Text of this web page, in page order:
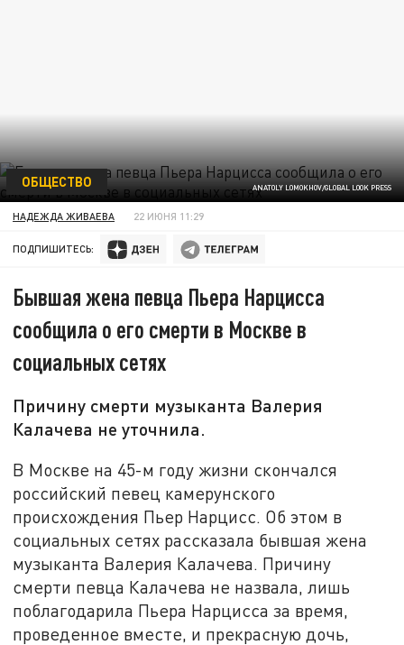
ANATOLY LOMOKHOV/GLOBAL LOOK PRESS
ОБЩЕСТВО
НАДЕЖДА ЖИВАЕВА 22 ИЮНЯ 11:29
ПОДПИШИТЕСЬ:
Бывшая жена певца Пьера Нарцисса
сообщила о его смерти в Москве в
социальных сетях
Причину смерти музыканта Валерия
Калачева не уточнила.
В Москве на 45-м году жизни скончался
российский певец камерунского
происхождения Пьер Нарцисс. Об этом в
социальных сетях рассказала бывшая жена
музыканта Валерия Калачева. Причину
смерти певца Калачева не назвала, лишь
поблагодарила Пьера Нарцисса за время,
проведенное вместе, и прекрасную дочь,